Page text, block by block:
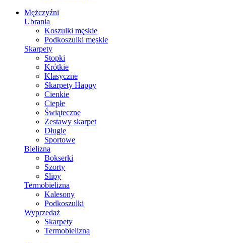
Mężczyźni
Ubrania
Koszulki męskie
Podkoszulki męskie
Skarpety
Stopki
Krótkie
Klasyczne
Skarpety Happy
Cienkie
Ciepłe
Świąteczne
Zestawy skarpet
Długie
Sportowe
Bielizna
Bokserki
Szorty
Slipy
Termobielizna
Kalesony
Podkoszulki
Wyprzedaż
Skarpety
Termobielizna